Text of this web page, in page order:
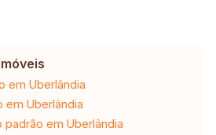
em Uberlândia
em Uberlândia
padrão em Uberlândia